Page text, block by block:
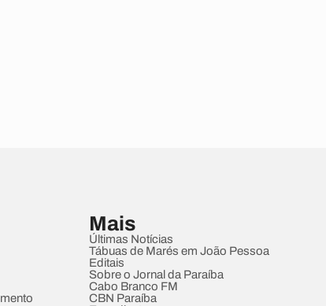
Mais
Últimas Notícias
Tábuas de Marés em João Pessoa
Editais
Sobre o Jornal da Paraíba
Cabo Branco FM
CBN Paraíba